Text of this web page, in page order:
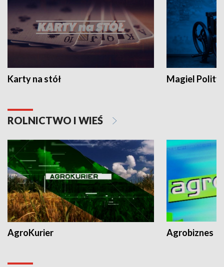
Karty na stół Magiel
ROLNICTWO I WIEŚ
AgroKurier Agrobiznes